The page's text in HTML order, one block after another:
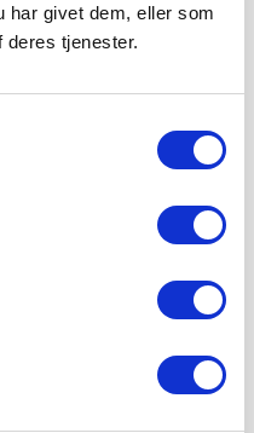
har givet dem, eller som
deres tjenester.
et
typisk
for at blive